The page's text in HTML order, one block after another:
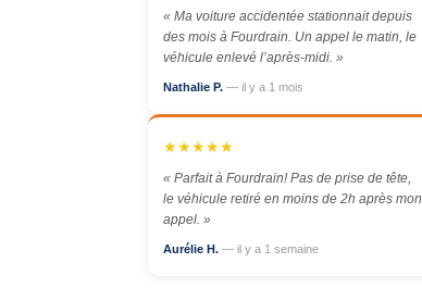
« Ma voiture accidentée stationnait depuis
des mois à Fourdrain. Un appel le matin, le
véhicule enlevé l’après-midi. »
Nathalie P. — il y a 1 mois
★★★★★
« Parfait à Fourdrain! Pas de prise de tête,
le véhicule retiré en moins de 2h après mon
appel. »
Aurélie H. — il y a 1 semaine